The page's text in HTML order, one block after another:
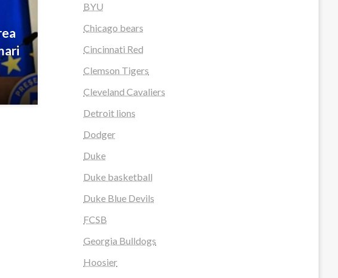
BYU
Chicago bears
Cincinnati Red
Clemson Tigers
Cleveland Cavaliers
Detroit lions
Dodger
Duke
Duke basketball
Duke Blue Devils
FCSB
Georgia Bulldogs
Hoosier